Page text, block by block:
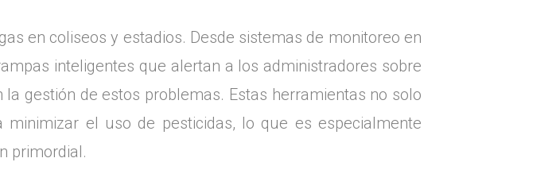
en coliseos y estadios. Desde sistemas de monitoreo en
inteligentes que alertan a los administradores sobre
gestión de estos problemas. Estas herramientas no solo
el uso de pesticidas, lo que es especialmente
primordial.